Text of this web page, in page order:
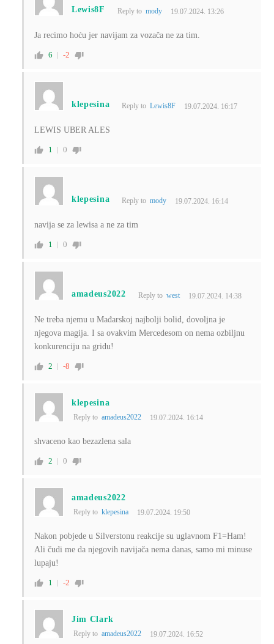
Lewis8F Reply to mody 19.07.2024. 13:26
Ja recimo hoću jer navijam za vozača ne za tim.
6 -2
klepesina Reply toLewis8F 19.07.2024. 16:17
LEWIS UBER ALES
1 0
klepesina Reply tomody 19.07.2024. 16:14
navija se za lewisa a ne za tim
1 0
amadeus2022 Reply to west 19.07.2024. 14:38
Ne treba njemu u Mađarskoj najbolji bolid, dovoljna je
njegova magija. I sa ovakvim Mercedesom on nema ozbiljnu
konkurenciju na gridu!
2 -8
klepesina
Reply to amadeus2022 19.07.2024. 16:14
shvaceno kao bezazlena sala
2 0
amadeus2022
Reply to klepesina 19.07.2024. 19:50
Nakon pobjede u Silverstonu reakcije su uglavnom F1=Ham!
Ali čudi me da njegovih navijača nema danas, samo mi minuse
lupaju!
1 -2
Jim Clark
Reply to amadeus2022 19.07.2024. 16:52